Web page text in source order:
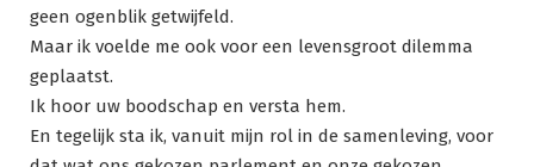
geen ogenblik getwijfeld.
Maar ik voelde me ook voor een levensgroot dilemma
geplaatst.
Ik hoor uw boodschap en versta hem.
En tegelijk sta ik, vanuit mijn rol in de samenleving, voor